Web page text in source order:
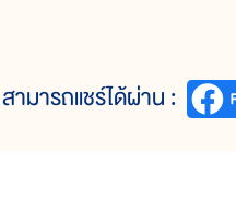
สามารถแชร์ได้ผ่าน :